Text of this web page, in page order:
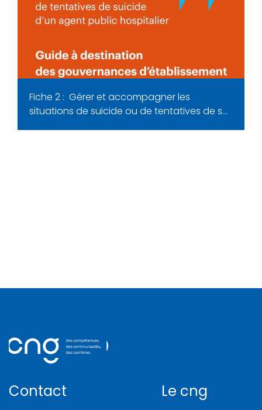
Fiche 2 : Gérer et accompagner les
situations de suicide ou de tentatives de s…
Contact Le cng